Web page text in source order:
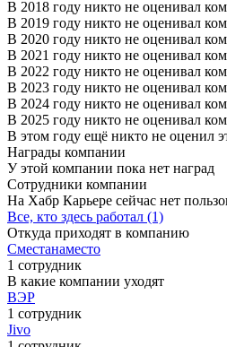
В 2018 году никто не оценивал
В 2019 году никто не оценивал
В 2020 году никто не оценивал
В 2021 году никто не оценивал
В 2022 году никто не оценивал
В 2023 году никто не оценивал
В 2024 году никто не оценивал
В 2025 году никто не оценивал
В этом году ещё никто не оценил
Награды компании
У этой компании пока нет наград
Сотрудники компании
На Хабр Карьере сейчас нет
Все, кто здесь работал (1)
Откуда приходят в компанию
Сместанаместо
1 сотрудник
В какие компании уходят
ВЭР
1 сотрудник
Jivo